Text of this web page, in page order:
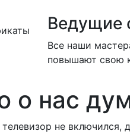
Ведущие
Все наши
повышают свою
о нас
не включился,